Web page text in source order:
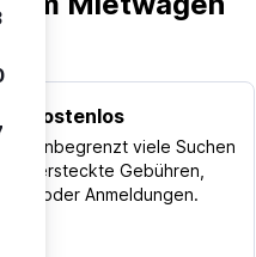
Kostenlos
unbegrenzt viele Suchen
versteckte Gebühren,
oder Anmeldungen.